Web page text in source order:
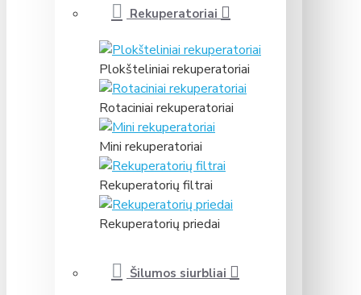
Rekuperatoriai
Plokšteliniai rekuperatoriai
Rotaciniai rekuperatoriai
Mini rekuperatoriai
Rekuperatorių filtrai
Rekuperatorių priedai
Šilumos siurbliai